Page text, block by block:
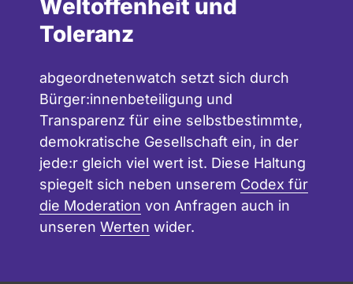
Weltoffenheit und
Toleranz
abgeordnetenwatch setzt sich durch
Bürger:innenbeteiligung und
Transparenz für eine selbstbestimmte,
demokratische Gesellschaft ein, in der
jede:r gleich viel wert ist. Diese Haltung
spiegelt sich neben unserem Codex für
die Moderation von Anfragen auch in
unseren Werten wider.